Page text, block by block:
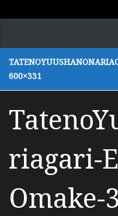
600×331
riagari-
Omake-